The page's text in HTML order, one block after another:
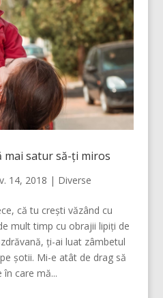
mai satur să-ți miros
14, 2018 | Diverse
că tu crești văzând cu
mult timp cu obrajii lipiți de
ți-ai luat zâmbetul
șotii. Mi-e atât de drag să
în care mă...